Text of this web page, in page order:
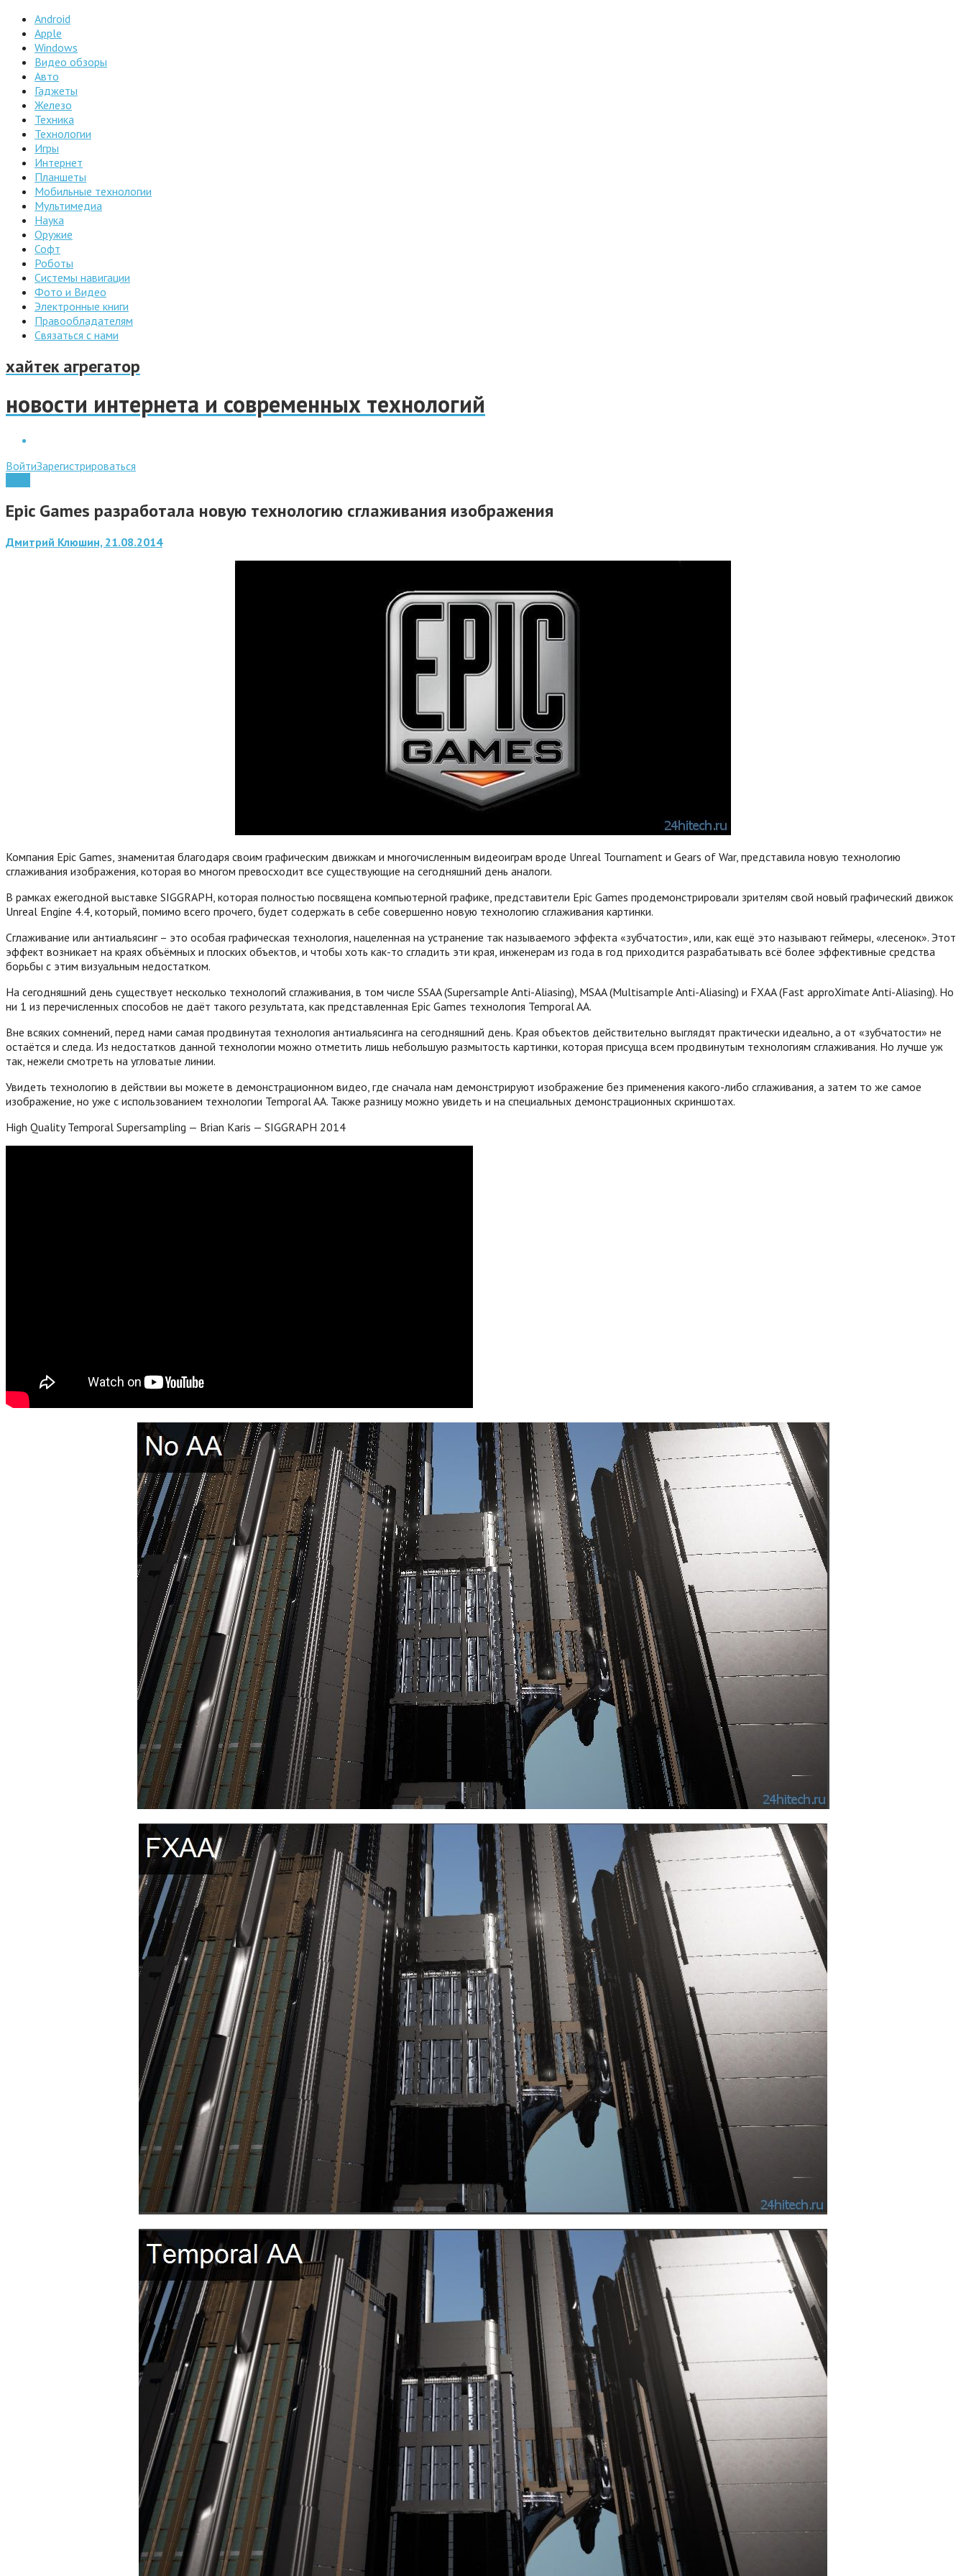
Android
Apple
Windows
Видео обзоры
Авто
Гаджеты
Железо
Техника
Технологии
Игры
Интернет
Планшеты
Мобильные технологии
Мультимедиа
Наука
Оружие
Софт
Роботы
Системы навигации
Фото и Видео
Электронные книги
Правообладателям
Связаться с нами
хайтек агрегатор
новости интернета и современных технологий
ВойтиЗарегистрироваться
Epic Games разработала новую технологию сглаживания изображения
Дмитрий Клюшин, 21.08.2014
Компания Epic Games, знаменитая благодаря своим графическим движкам и многочисленным видеоиграм вроде Unreal Tournament и Gears of War, представила новую технологию
сглаживания изображения, которая во многом превосходит все существующие на сегодняшний день аналоги.
В рамках ежегодной выставке SIGGRAPH, которая полностью посвящена компьютерной графике, представители Epic Games продемонстрировали зрителям свой новый графический движок
Unreal Engine 4.4, который, помимо всего прочего, будет содержать в себе совершенно новую технологию сглаживания картинки.
Сглаживание или антиальясинг – это особая графическая технология, нацеленная на устранение так называемого эффекта «зубчатости», или, как ещё это называют геймеры, «лесенок». Этот
эффект возникает на краях объёмных и плоских объектов, и чтобы хоть как-то сгладить эти края, инженерам из года в год приходится разрабатывать всё более эффективные средства
борьбы с этим визуальным недостатком.
На сегодняшний день существует несколько технологий сглаживания, в том числе SSAA (Supersample Anti-Aliasing), MSAA (Multisample Anti-Aliasing) и FXAA (Fast approXimate Anti-Aliasing). Но
ни 1 из перечисленных способов не даёт такого результата, как представленная Epic Games технология Temporal AA.
Вне всяких сомнений, перед нами самая продвинутая технология антиальясинга на сегодняшний день. Края объектов действительно выглядят практически идеально, а от «зубчатости» не
остаётся и следа. Из недостатков данной технологии можно отметить лишь небольшую размытость картинки, которая присуща всем продвинутым технологиям сглаживания. Но лучше уж
так, нежели смотреть на угловатые линии.
Увидеть технологию в действии вы можете в демонстрационном видео, где сначала нам демонстрируют изображение без применения какого-либо сглаживания, а затем то же самое
изображение, но уже с использованием технологии Temporal AA. Также разницу можно увидеть и на специальных демонстрационных скриншотах.
High Quality Temporal Supersampling — Brian Karis — SIGGRAPH 2014